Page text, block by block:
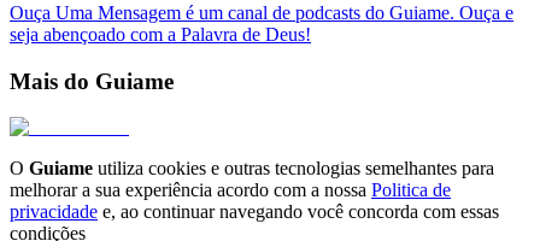
Ouça Uma Mensagem é um canal de podcasts do Guiame. Ouça e
seja abençoado com a Palavra de Deus!
Mais do Guiame
O Guiame utiliza cookies e outras tecnologias semelhantes para
melhorar a sua experiência acordo com a nossa Politica de
privacidade e, ao continuar navegando você concorda com essas
condições